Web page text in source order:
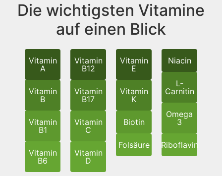
Die wichtigsten Vitamine
auf einen Blick
Vitamin
A
Vitamin
B
Vitamin
B1
Vitamin
B6
Vitamin
B12
Vitamin
B17
Vitamin
C
Vitamin
D
Vitamin
E
Vitamin
K
Biotin
Folsäure
Niacin
L-
Carnitin
Omega
3
Riboflavin